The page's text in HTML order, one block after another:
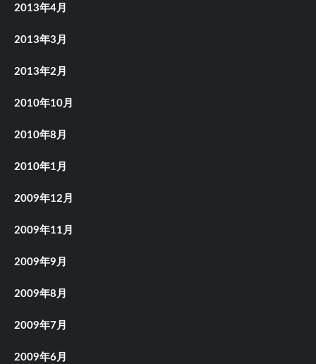
2013年4月
2013年3月
2013年2月
2010年10月
2010年8月
2010年1月
2009年12月
2009年11月
2009年9月
2009年8月
2009年7月
2009年6月